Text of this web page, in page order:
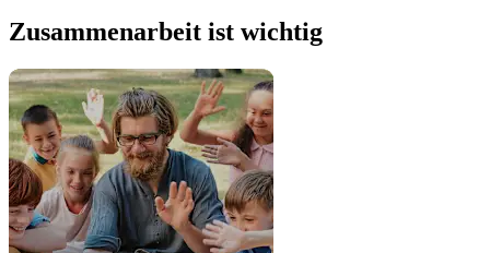
Zusammenarbeit ist wichtig